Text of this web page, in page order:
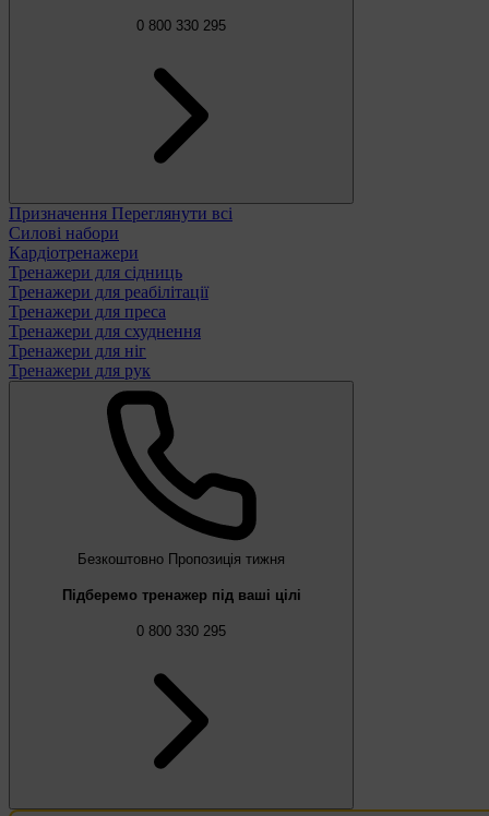
0 800 330 295
Призначення Переглянути всі
Силові набори
Кардіотренажери
Тренажери для сідниць
Тренажери для реабілітації
Тренажери для преса
Тренажери для схуднення
Тренажери для ніг
Тренажери для рук
Безкоштовно Пропозиція тижня
Підберемо тренажер під ваші цілі
0 800 330 295